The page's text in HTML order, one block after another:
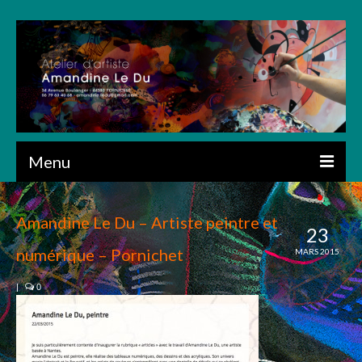
Menu
ACCUEIL
PRÉSENTATION
CRÉATIONS
ART NUMÉRIQUE
23
MARS 2015
Amandine Le Du – Artiste peintre et
numérique – Pornichet
| 0